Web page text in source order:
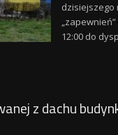
dzisiejszego
12:00 do
z dachu